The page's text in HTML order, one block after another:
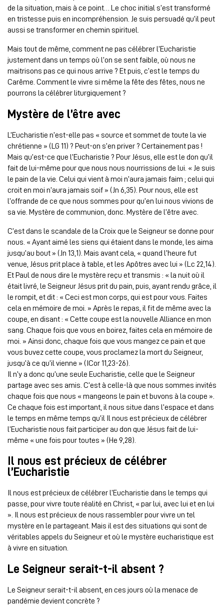
de la situation, mais à ce point… Le choc initial s’est transformé
en tristesse puis en incompréhension. Je suis persuadé qu’il peut
aussi se transformer en chemin spirituel.
Mais tout de même, comment ne pas célébrer l’Eucharistie
justement dans un temps où l’on se sent faible, où nous ne
maitrisons pas ce qui nous arrive ? Et puis, c’est le temps du
Carême. Comment le vivre si même la fête des fêtes, nous ne
pourrons la célébrer liturgiquement ?
Mystère de l’être avec
L’Eucharistie n’est-elle pas « source et sommet de toute la vie
chrétienne » (LG 11) ? Peut-on s’en priver ? Certainement pas !
Mais qu’est-ce que l’Eucharistie ? Pour Jésus, elle est le don qu’il
fait de lui-même pour que nous nous nourrissions de lui. « Je suis
le pain de la vie. Celui qui vient à moi n’aura jamais faim ; celui qui
croit en moi n’aura jamais soif » (Jn 6,35). Pour nous, elle est
l’offrande de ce que nous sommes pour qu’en lui nous vivions de
sa vie. Mystère de communion, donc. Mystère de l’être avec.
C’est dans le scandale de la Croix que le Seigneur se donne pour
nous. « Ayant aimé les siens qui étaient dans le monde, les aima
jusqu’au bout » (Jn 13,1). Mais avant cela, « quand l’heure fut
venue, Jésus prit place à table, et les Apôtres avec lui » (Lc 22,14).
Et Paul de nous dire le mystère reçu et transmis : « la nuit où il
était livré, le Seigneur Jésus prit du pain, puis, ayant rendu grâce, il
le rompit, et dit : « Ceci est mon corps, qui est pour vous. Faites
cela en mémoire de moi. » Après le repas, il fit de même avec la
coupe, en disant : « Cette coupe est la nouvelle Alliance en mon
sang. Chaque fois que vous en boirez, faites cela en mémoire de
moi. » Ainsi donc, chaque fois que vous mangez ce pain et que
vous buvez cette coupe, vous proclamez la mort du Seigneur,
jusqu’à ce qu’il vienne » (ICor 11,23-26).
Il n’y a donc qu’une seule Eucharistie, celle que le Seigneur
partage avec ses amis. C’est à celle-là que nous sommes invités
chaque fois que nous « mangeons le pain et buvons à la coupe ».
Ce chaque fois est important, il nous situe dans l’espace et dans
le temps en même temps qu’il Il nous est précieux de célébrer
l’Eucharistie nous fait participer au don que Jésus fait de lui-
même « une fois pour toutes » (He 9,28).
Il nous est précieux de célébrer
l’Eucharistie
Il nous est précieux de célébrer l’Eucharistie dans le temps qui
passe, pour vivre toute réalité en Christ, « par lui, avec lui et en lui
». Il nous est précieux de nous rassembler pour vivre un tel
mystère en le partageant. Mais il est des situations qui sont de
véritables appels du Seigneur et où le mystère eucharistique est
à vivre en situation.
Le Seigneur serait-t-il absent ?
Le Seigneur serait-t-il absent, en ces jours où la menace de
pandémie devient concrète ?